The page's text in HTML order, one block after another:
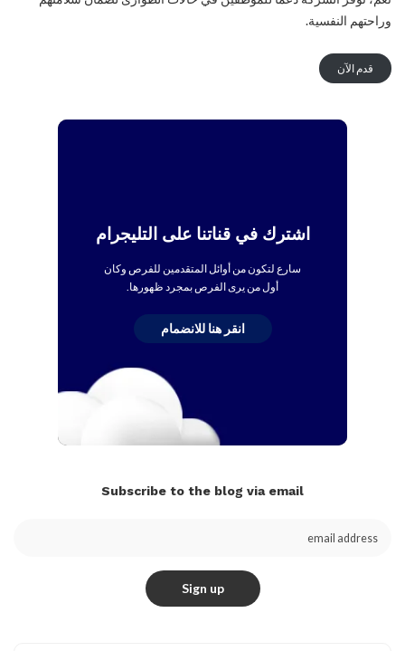
وراحتهم النفسية.
قدم الآن
اشترك في قناتنا على التليجرام
سارع لتكون من أوائل المتقدمين للفرص وكان
أول من يرى الفرص بمجرد ظهورها.
انقر هنا للانضمام
Subscribe to the blog via email